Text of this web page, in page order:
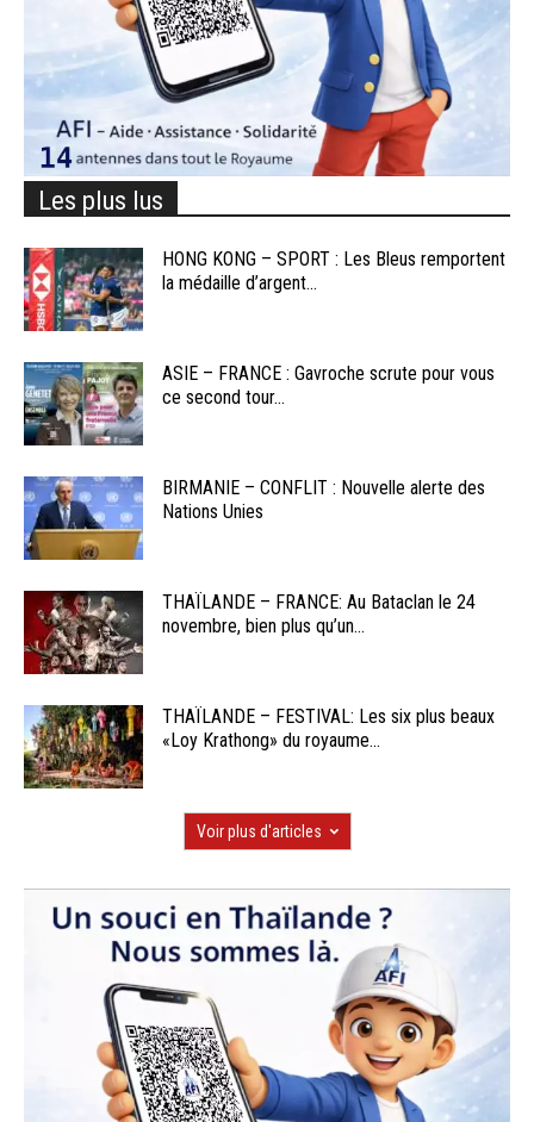
Les plus lus
HONG KONG – SPORT : Les Bleus remportent
la médaille d’argent...
ASIE – FRANCE : Gavroche scrute pour vous
ce second tour...
BIRMANIE – CONFLIT : Nouvelle alerte des
Nations Unies
THAÏLANDE – FRANCE: Au Bataclan le 24
novembre, bien plus qu’un...
THAÏLANDE – FESTIVAL: Les six plus beaux
«Loy Krathong» du royaume...
Voir plus d'articles